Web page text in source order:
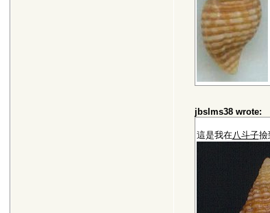
jbslms38 wrote:
這是我在八斗子撿